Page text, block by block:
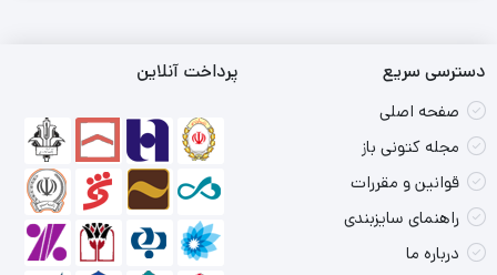
دسترسی سریع
صفحه اصلی
مجله کتونی باز
قوانین و مقررات
راهنمای سایزبندی
درباره ما
پرداخت آنلاین